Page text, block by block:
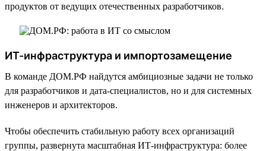
продуктов от ведущих отечественных разработчиков.
ИТ-инфраструктура и импортозамещение
В команде ДОМ.РФ найдутся амбициозные задачи не только
для разработчиков и дата-специалистов, но и для системных
инженеров и архитекторов.
Чтобы обеспечить стабильную работу всех организаций
группы, развернута масштабная ИТ-инфраструктура: более